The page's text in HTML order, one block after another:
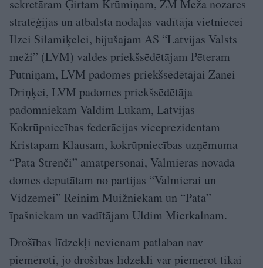
sekretāram Ģirtam Krūmiņam, ZM Meža nozares
stratēģijas un atbalsta nodaļas vadītāja vietniecei
Ilzei Silamiķelei, bijušajam AS “Latvijas Valsts
meži” (LVM) valdes priekšsēdētājam Pēteram
Putniņam, LVM padomes priekšsēdētājai Zanei
Driņķei, LVM padomes priekšsēdētāja
padomniekam Valdim Lūkam, Latvijas
Kokrūpniecības federācijas viceprezidentam
Kristapam Klausam, kokrūpniecības uzņēmuma
“Pata Strenči” amatpersonai, Valmieras novada
domes deputātam no partijas “Valmierai un
Vidzemei” Reinim Muižniekam un “Pata”
īpašniekam un vadītājam Uldim Mierkalnam.
Drošības līdzekļi nevienam patlaban nav
piemēroti, jo drošības līdzekli var piemērot tikai